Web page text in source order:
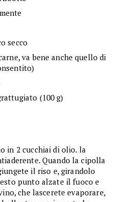
secco
va bene anche quello di
(100 g)
in 2 cucchiai di olio. la
Quando la cipolla
il riso e, girandolo
punto alzate il fuoco e
che lascerete evaporare,